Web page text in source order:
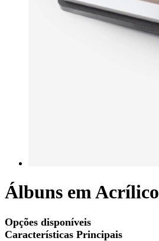
Álbuns em Acrílico
Opções disponíveis
Características Principais